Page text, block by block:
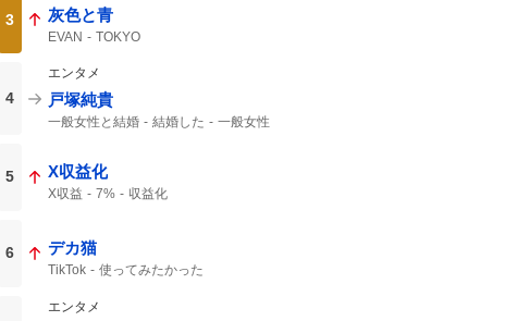
3 灰色と青
EVAN TOKYO
4
エンタメ
戸塚純貴
一般女性と結婚 結婚した 一般女性
5 X収益化
X収益 7% 収益化
6 デカ猫
TikTok 使ってみたかった
エンタメ